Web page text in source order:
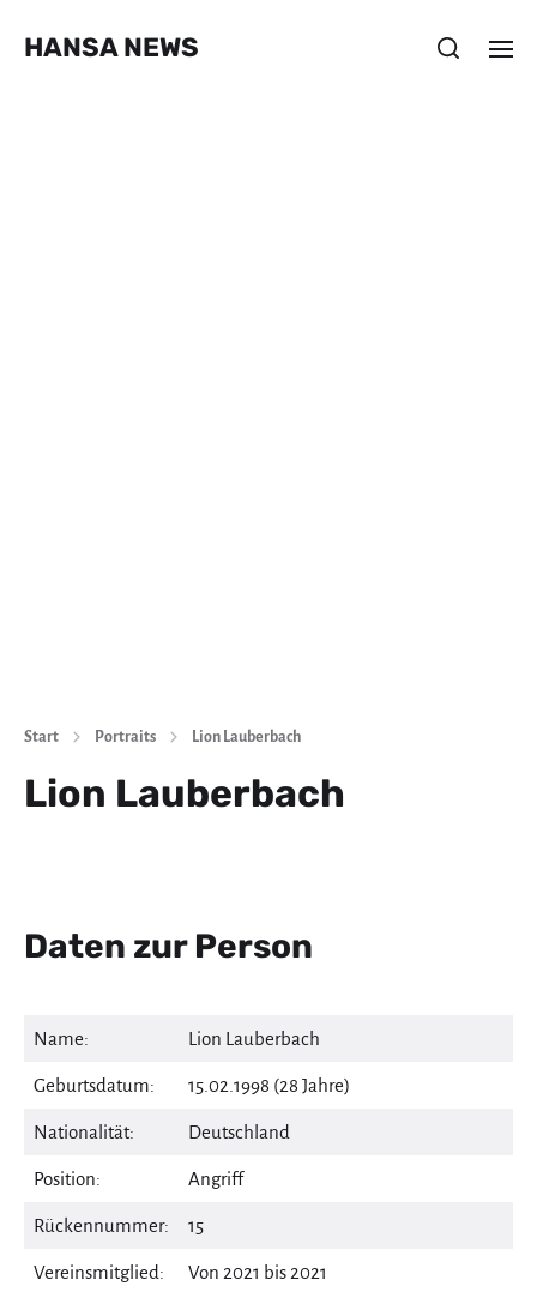
HANSA NEWS
Start Portraits Lion Lauberbach
Lion Lauberbach
Daten zur Person
Name: Lion Lauberbach
Geburtsdatum: 15.02.1998 (28 Jahre)
Nationalität: Deutschland
Position: Angriff
Rückennummer: 15
Vereinsmitglied: Von 2021 bis 2021